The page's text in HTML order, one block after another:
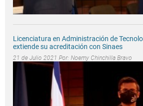
Licenciatura en Administración de
extiende su acreditación con Sinaes
21 de Julio 2021 Por: Noemy Chinchilla Bravo